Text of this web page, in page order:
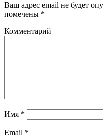
Ваш адрес email не будет
помечены *
Комментарий
Имя *
Email *